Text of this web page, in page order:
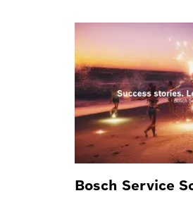
Bosch Service